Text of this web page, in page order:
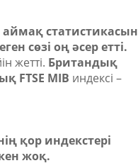
аймақ статистикасын
сөзі оң әсер етті.
жетті. Британдық
FTSE MIB индексі –
қор индекстері
жоқ.